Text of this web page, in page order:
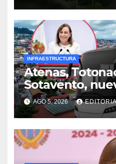
INFRAESTRUCTURA
Atenas,
Sotavento,
para Xalapa,
Cuenca:
AGO 5, 2026